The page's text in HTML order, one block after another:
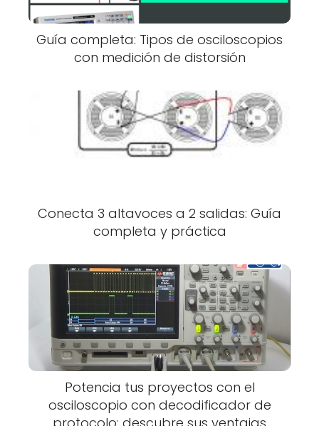
Guía completa: Tipos de osciloscopios
con medición de distorsión
Conecta 3 altavoces a 2 salidas: Guía
completa y práctica
Potencia tus proyectos con el
osciloscopio con decodificador de